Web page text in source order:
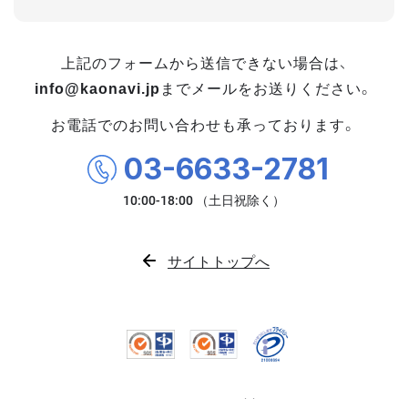
上記のフォームから送信できない場合は、
info@kaonavi.jp までメールをお送りください。
お電話でのお問い合わせも承っております。
03-6633-2781
サイトトップへ